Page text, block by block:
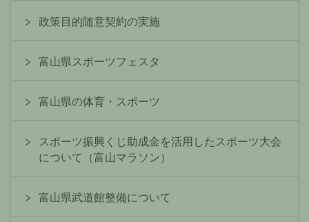
政策目的随意契約の実施
富山県スポーツフェスタ
富山県の体育・スポーツ
スポーツ振興くじ助成金を活用したスポーツ大会
について（富山マラソン）
富山県武道館整備について